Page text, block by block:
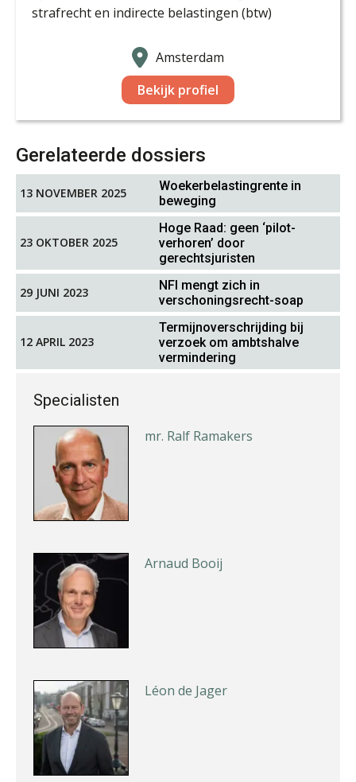
strafrecht en indirecte belastingen (btw)
Amsterdam
Bekijk profiel
Gerelateerde dossiers
13 NOVEMBER 2025
Woekerbelastingrente in
beweging
23 OKTOBER 2025
Hoge Raad: geen ‘pilot-
verhoren’ door
gerechtsjuristen
29 JUNI 2023
NFI mengt zich in
verschoningsrecht-soap
12 APRIL 2023
Termijnoverschrijding bij
verzoek om ambtshalve
vermindering
Specialisten
Sazas Regresspecialist
Alex Schrijver
Amanda Vollemans
mr. Ralf Ramakers
Arnaud Booij
Léon de Jager